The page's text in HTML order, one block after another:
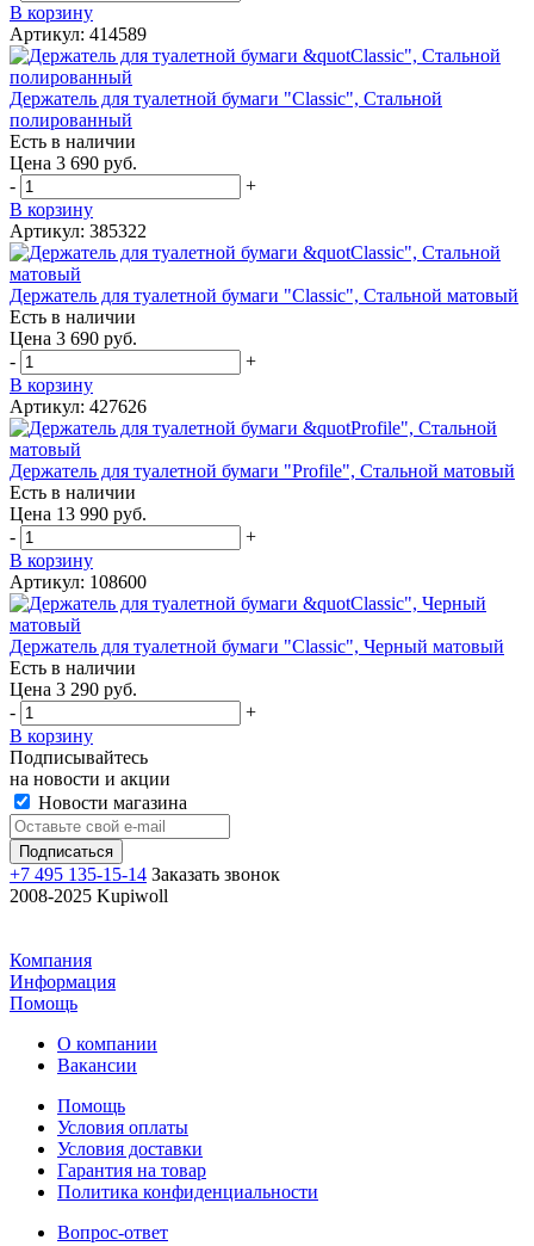
В корзину
Артикул: 414589
Держатель для туалетной бумаги "Classic", Стальной
полированный
Есть в наличии
Цена 3 690 руб.
-
+
В корзину
Артикул: 385322
Держатель для туалетной бумаги "Classic", Стальной матовый
Есть в наличии
Цена 3 690 руб.
-
+
В корзину
Артикул: 427626
Держатель для туалетной бумаги "Profile", Стальной матовый
Есть в наличии
Цена 13 990 руб.
-
+
В корзину
Артикул: 108600
Держатель для туалетной бумаги "Classic", Черный матовый
Есть в наличии
Цена 3 290 руб.
-
+
В корзину
Подписывайтесь
на новости и акции
Новости магазина
+7 495 135-15-14 Заказать звонок
2008-2025 Kupiwoll
Компания
Информация
Помощь
О компании
Вакансии
Помощь
Условия оплаты
Условия доставки
Гарантия на товар
Политика конфиденциальности
Вопрос-ответ